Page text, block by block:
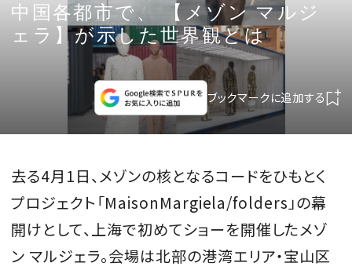
CULTURE
CELEBRITY
COLLECTION
WEDDING
FORTUNE
SDGs
中国各都市で、 【メゾン マルジ
ェラ】が示した世界観とは
ブックマークに追加する
去る4月1日、メゾンの核となるコードをひもとく
プロジェクト「MaisonMargiela/folders」の幕
開けとして、上海で初めてショーを開催したメゾ
ン マルジェラ。会場は北部の港湾エリア・宝山区